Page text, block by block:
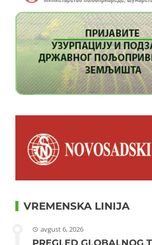
VREMENSKA LINIJA
avgust 6, 2026